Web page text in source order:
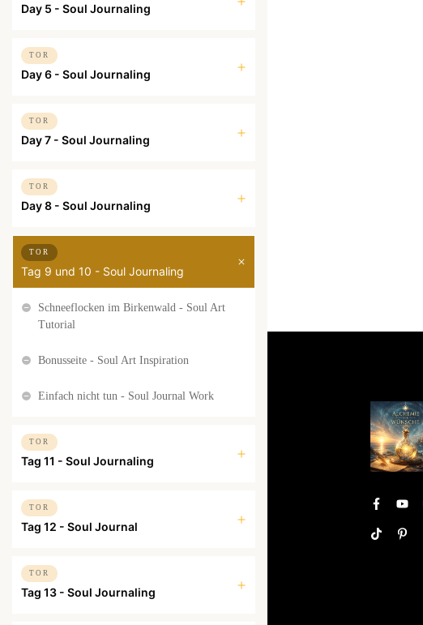
Day 5 - Soul Journaling
TOR
Day 6 - Soul Journaling
TOR
Day 7 - Soul Journaling
TOR
Day 8 - Soul Journaling
TOR
Tag 9 und 10 - Soul Journaling
Schneeflocken im Birkenwald - Soul Art
Tutorial
Bonusseite - Soul Art Inspiration
Einfach nicht tun - Soul Journal Work
TOR
Tag 11 - Soul Journaling
TOR
Tag 12 - Soul Journal
TOR
Tag 13 - Soul Journaling